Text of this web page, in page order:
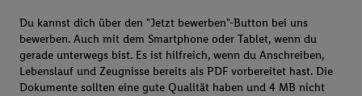
Du kannst dich über den "Jetzt bewerben"-Button bei uns
bewerben. Auch mit dem Smartphone oder Tablet, wenn du
gerade unterwegs bist. Es ist hilfreich, wenn du Anschreiben,
Lebenslauf und Zeugnisse bereits als PDF vorbereitet hast. Die
Dokumente sollten eine gute Qualität haben und 4 MB nicht